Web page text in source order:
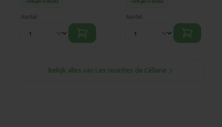
-10%per 6 stuks
Aantal
-10%per 6 stuks
Aantal
Bekijk alles van Les recettes de Céliane